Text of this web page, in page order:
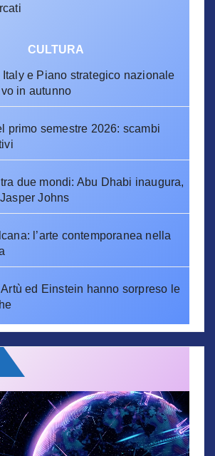
CULTURA
Italy e Piano strategico nazionale
in autunno
primo semestre 2026: scambi
tra due mondi: Abu Dhabi inaugura,
Johns
l’arte contemporanea nella
Artù ed Einstein hanno sorpreso le